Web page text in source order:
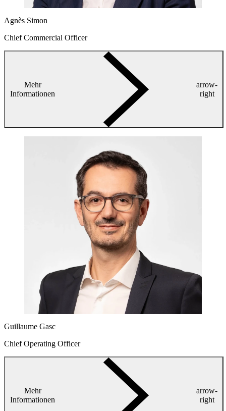
Agnès Simon
Chief Commercial Officer
Mehr
Informationen
arrow-
right
Guillaume Gasc
Chief Operating Officer
Mehr
Informationen
arrow-
right